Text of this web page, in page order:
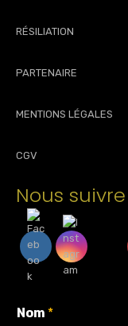
RÉSILIATION
PARTENAIRE
MENTIONS LÉGALES
CGV
Nous suivre
Nom *